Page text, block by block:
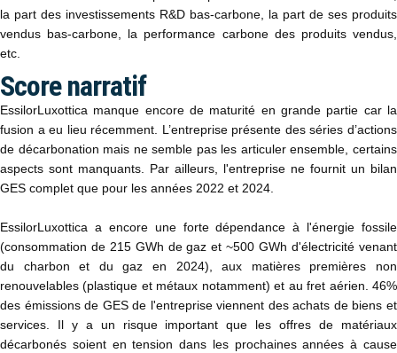
la part des investissements R&D bas-carbone, la part de ses produits
vendus bas-carbone, la performance carbone des produits vendus,
etc.
Score narratif
EssilorLuxottica manque encore de maturité en grande partie car la
fusion a eu lieu récemment. L’entreprise présente des séries d’actions
de décarbonation mais ne semble pas les articuler ensemble, certains
aspects sont manquants. Par ailleurs, l'entreprise ne fournit un bilan
GES complet que pour les années 2022 et 2024.
EssilorLuxottica a encore une forte dépendance à l'énergie fossile
(consommation de 215 GWh de gaz et ~500 GWh d'électricité venant
du charbon et du gaz en 2024), aux matières premières non
renouvelables (plastique et métaux notamment) et au fret aérien. 46%
des émissions de GES de l'entreprise viennent des achats de biens et
services. Il y a un risque important que les offres de matériaux
décarbonés soient en tension dans les prochaines années à cause